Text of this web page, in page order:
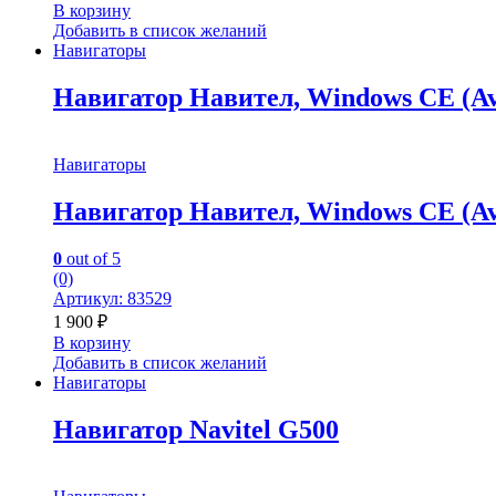
В корзину
Добавить в список желаний
Навигаторы
Навигатор Навител, Windows CE
Навигаторы
Навигатор Навител, Windows CE
0 out of 5
(0)
Артикул: 83529
1 900 ₽
В корзину
Добавить в список желаний
Навигаторы
Навигатор Navitel G500